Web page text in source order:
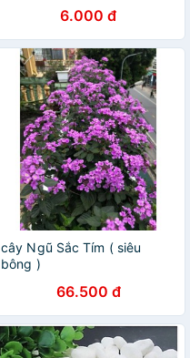
6.000 đ
cây Ngũ Sắc Tím ( siêu
bông )
66.500 đ